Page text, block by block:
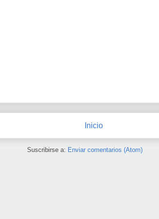
Inicio
Suscribirse a: Enviar comentarios (Atom)